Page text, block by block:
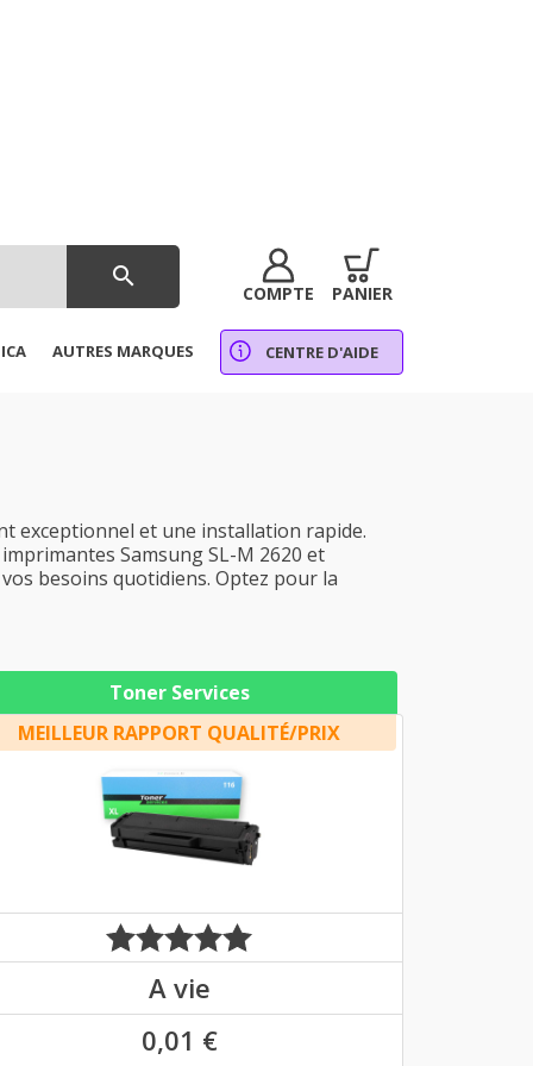
search
COMPTE PANIER
AUTRES MARQUES CENTRE D'AIDE
exceptionnel et une installation rapide.
Samsung SL-M 2620 et
besoins quotidiens. Optez pour la
Toner Services
MEILLEUR RAPPORT QUALITÉ/PRIX
A vie
0,01 €